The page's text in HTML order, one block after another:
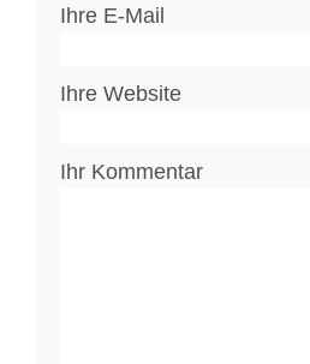
Ihre E-Mail
Ihre Website
Ihr Kommentar